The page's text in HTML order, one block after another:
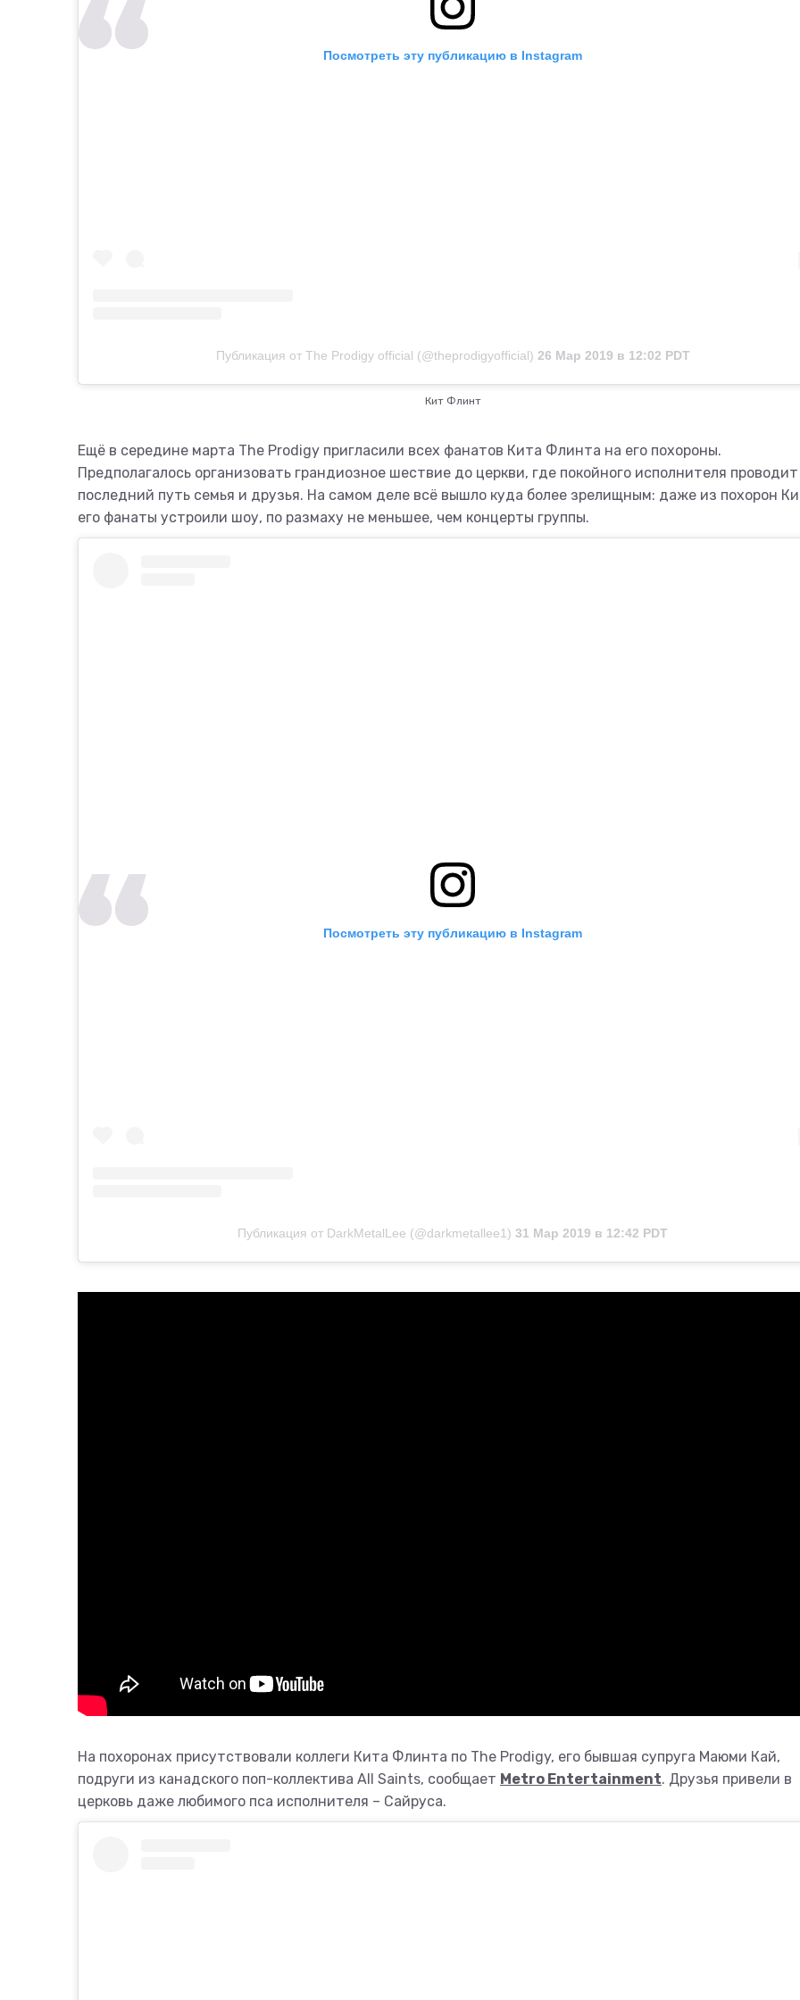
Посмотреть эту публикацию в Instagram
Публикация от The Prodigy official (@theprodigyofficial) 26 Мар 2019 в 12:02 PDT
Кит Флинт
Ещё в середине марта The Prodigy пригласили всех фанатов Кита Флинта на его похороны.
Предполагалось организовать грандиозное шествие до церкви, где покойного исполнителя проводит
последний путь семья и друзья. На самом деле всё вышло куда более зрелищным: даже из похорон
его фанаты устроили шоу, по размаху не меньшее, чем концерты группы.
Посмотреть эту публикацию в Instagram
Публикация от DarkMetalLee (@darkmetallee1) 31 Мар 2019 в 12:42 PDT
На похоронах присутствовали коллеги Кита Флинта по The Prodigy, его бывшая супруга Маюми Кай,
подруги из канадского поп-коллектива All Saints, сообщает Metro Entertainment. Друзья привели в
церковь даже любимого пса исполнителя – Сайруса.